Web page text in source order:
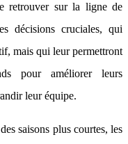
retrouver sur la ligne de
décisions cruciales, qui
mais qui leur permettront
pour améliorer leurs
leur équipe.
saisons plus courtes, les